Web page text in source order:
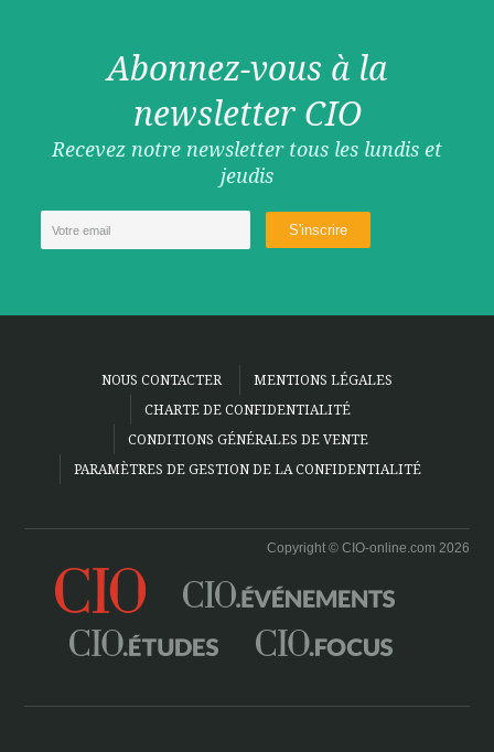
Abonnez-vous à la
newsletter CIO
Recevez notre newsletter tous les lundis et
jeudis
NOUS CONTACTER
MENTIONS LÉGALES
CHARTE DE CONFIDENTIALITÉ
CONDITIONS GÉNÉRALES DE VENTE
PARAMÈTRES DE GESTION DE LA CONFIDENTIALITÉ
Copyright © CIO-online.com 2026